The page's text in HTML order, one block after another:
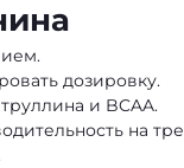
дозировку.
и BCAA.
на